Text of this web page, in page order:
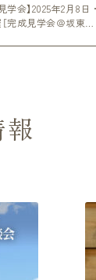
見学会】2025年2月8日
完成見学会＠坂東…